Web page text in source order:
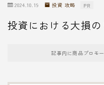
2024.10.19 投資 攻略 PR
投資における大損
記事内に商品プロモ